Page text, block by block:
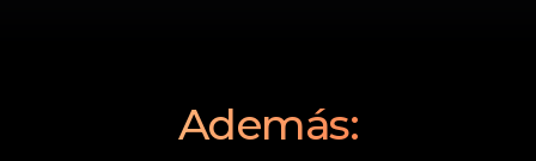
Además: